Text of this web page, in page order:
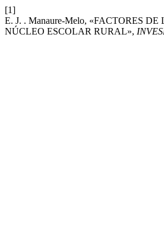
[1]
E. J. . Manaure-Melo, «FACTORES
NÚCLEO ESCOLAR RURAL»,